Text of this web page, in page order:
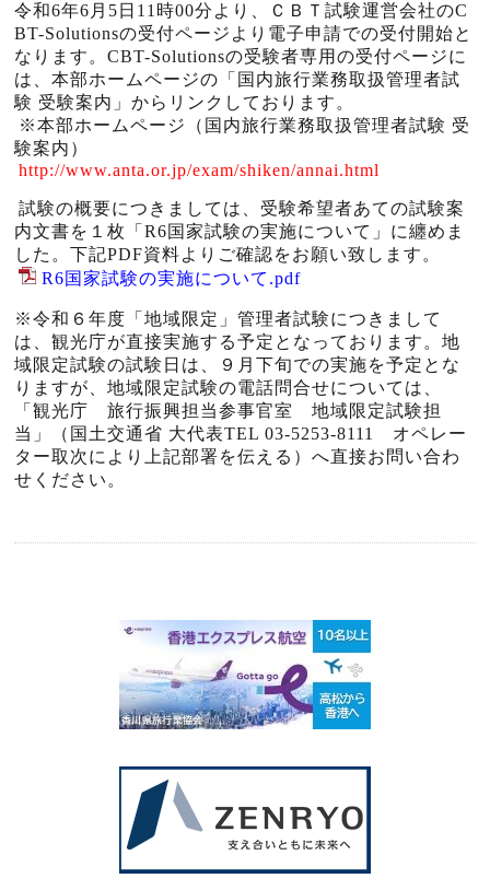
令和6年6月5日 11 時00分より、ＣＢＴ試験運営会社のC
BT-Solutionsの受付ページより電子申請での受付開始と
なります。CBT-Solutionsの受験者専用の受付ページに
は、本部ホームページの「国内旅行業務取扱管理者試
験 受験案内」からリンクしております。
※本部ホームページ（国内旅行業務取扱管理者試験 受
験案内）
http://www.anta.or.jp/exam/shiken/annai.html
試験の概要につきましては、受験希望者あての試験案
内文書を１枚「R6国家試験の実施について」に纏めま
した。下記PDF資料よりご確認をお願い致します。
R6国家試験の実施について.pdf
※令和６年度「地域限定」管理者試験につきまして
は、観光庁が直接実施する予定となっております。地
域限定試験の試験日は、９月下旬での実施を予定とな
りますが、地域限定試験の電話問合せについては、
「観光庁 旅行振興担当参事官室 地域限定試験担
当」（国土交通省 大代表TEL 03-5253-8111
オペレー
ター取次により上記部署を伝える）へ直接お問い合わ
せください。